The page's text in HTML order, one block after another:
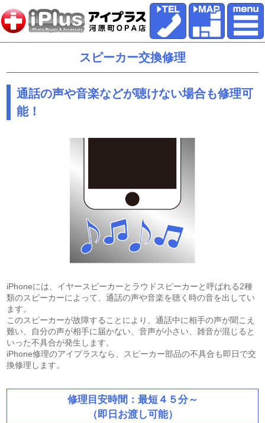
スピーカー交換修理
通話の声や音楽などが聴けない場合も修理可
能！
iPhoneには、イヤースピーカーとラウドスピーカーと呼ばれる2種
類のスピーカーによって、通話の声や音楽を聴く時の音を出してい
ます。
このスピーカーが故障することにより、通話中に相手の声が聞こえ
難い、自分の声が相手に届かない、音声が小さい、雑音が混じると
いった不具合が発生します。
iPhone修理のアイプラスなら、スピーカー部品の不具合も即日で交
換修理します。
修理目安時間：最短４５分～
（即日お渡し可能）